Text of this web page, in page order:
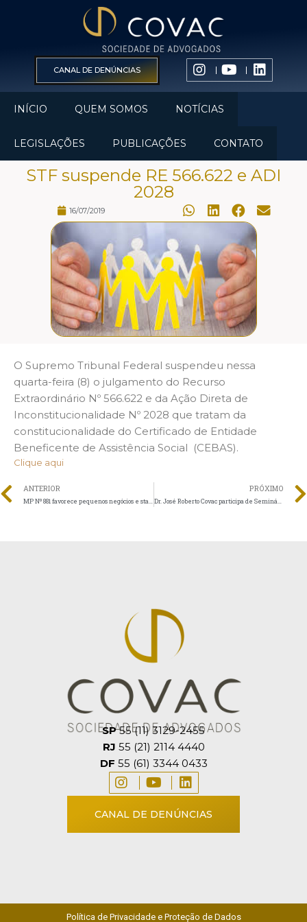
CANAL DE DENÚNCIAS
INÍCIO QUEM SOMOS NOTÍCIAS
LEGISLAÇÕES PUBLICAÇÕES CONTATO
STF suspende RE 566.622 e ADI
2028
16/07/2019
O Supremo Tribunal Federal suspendeu nessa
quarta-feira (8) o julgamento do Recurso
Extraordinário Nº 566.622 e da Ação Direta de
Inconstitucionalidade Nº 2028 que tratam da
constitucionalidade do Certificado de Entidade
Beneficente de Assistência Social (CEBAS).
Clique aqui
ANTERIOR PRÓXIMO
CANAL DE DENÚNCIAS
SP55 (11) 3129-2455
RJ 55 (21) 2114 4440
DF 55 (61) 3344 0433
Política de Privacidade e Proteção de Dados